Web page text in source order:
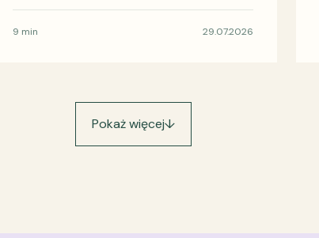
9 min 29.07.2026
Pokaż więcej↓